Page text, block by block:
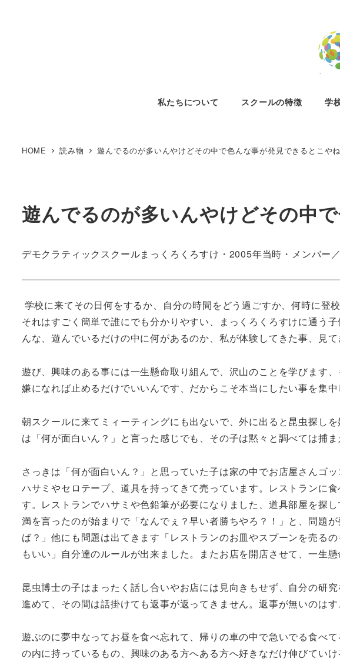
私たちについて スクールの特徴 学
HOME 読み物 遊んでるのが多いんやけどその中で色んな事が発見できるとこやね
遊んでるのが多いんやけどその中
デモクラティックスクールまっくろくろすけ・2005年当時・メンバ
学校に来てその日何をするか、自分の時間をどう過ごすか、何時に登
それはすごく簡単で誰にでも分かりやすい、まっくろくろすけに通う
んな、遊んでいるだけの中に何があるのか、私が体験してきた事、見て
遊び、興味のある事には一生懸命取り組んで、沢山のことを学びます
嫌になれば止めるだけでいいんです、だからこそ本当にしたい事を集中
朝スクールに来てミィーティングにも出ないで、外に出ると昆虫探し
は「何が面白いん？」と言った感じでも、その子は黙々と調べては捕
さっきは「何が面白いん？」と思っていた子は家の中でお店屋さんゴ
ハサミやセロテープ、道具を持ってきて売っています。レストランに
す。レストランでハサミや色鉛筆が必要になりました、道具部屋を探
満を言ったのが始まりで「なんでぇ？早い者勝ちやろ？！」と、問題
ば？」他にも問題は出てきます「レストランのお皿やスプーンを売る
もいい」自分達のルールが出来ました。またお店を開店させて、一生懸
昆虫博士の子はまったく話し合いやお店には見向きもせず、自分の研
進めて、その間は話掛けても返事が返ってきません。返事が無いのは
遊ぶのに夢中なってお昼を食べ忘れて、帰りの車の中で急いでる食べ
の内に持っているもの、興味のある方へある方へ好きなだけ伸びていけ